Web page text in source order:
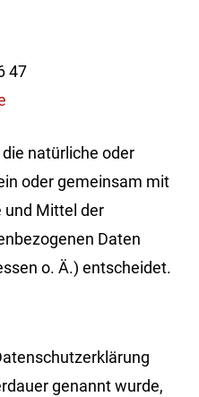
47
natürliche oder
oder gemeinsam mit
und Mittel der
Daten
o. Ä.) entscheidet.
genannt wurde,